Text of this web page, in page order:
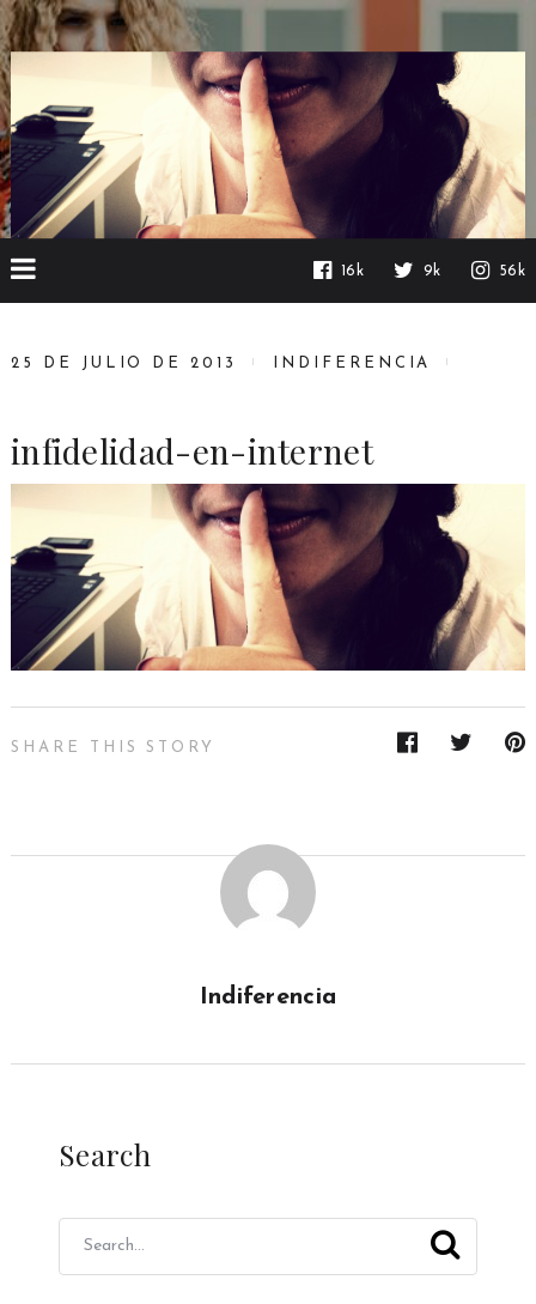
16k 9k 56k
25 DE JULIO DE 2013 INDIFERENCIA
infidelidad-en-internet
SHARE THIS STORY
Indiferencia
Search